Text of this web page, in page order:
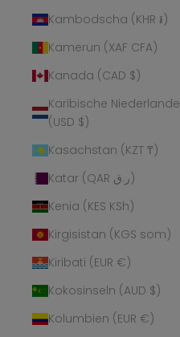
Kambodscha (KHR ៛)
Kamerun (XAF CFA)
Kanada (CAD $)
Karibische Niederlande
(USD $)
Kasachstan (KZT ₸)
Katar (QAR ر.ق)
Kenia (KES KSh)
Kirgisistan (KGS som)
Kiribati (EUR €)
Kokosinseln (AUD $)
Kolumbien (EUR €)